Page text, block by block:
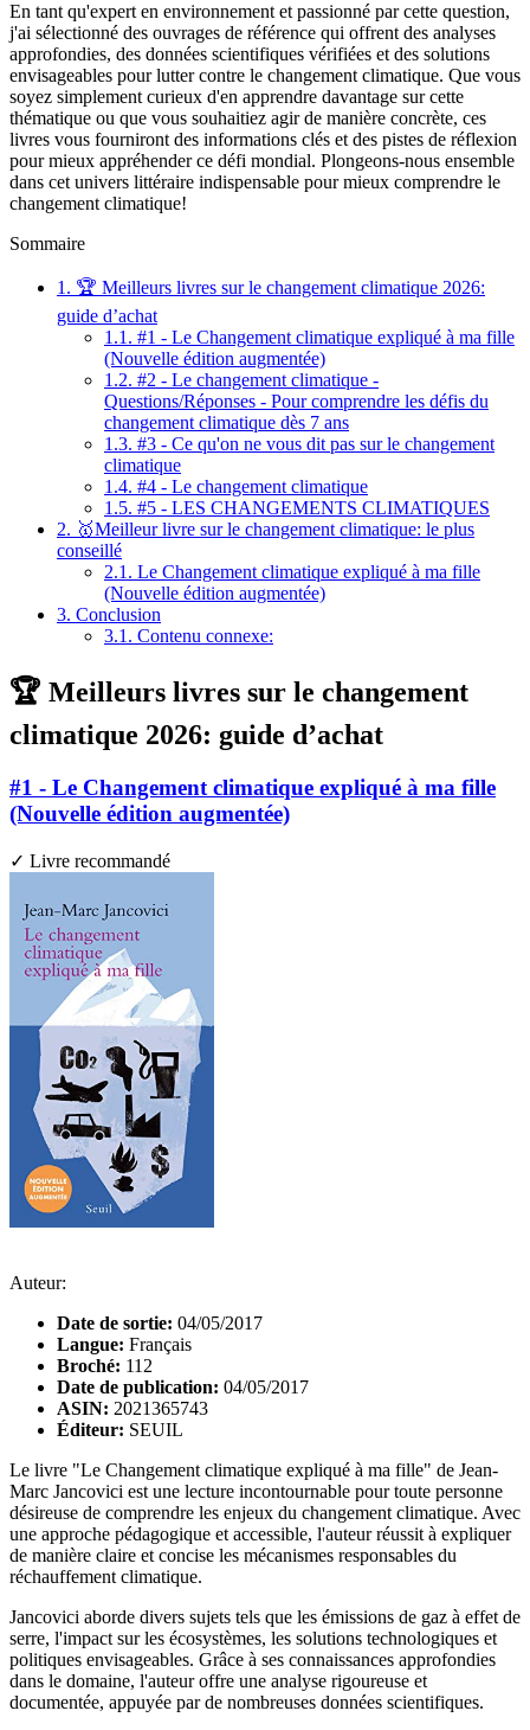
En tant qu'expert en environnement et passionné par cette question,
j'ai sélectionné des ouvrages de référence qui offrent des analyses
approfondies, des données scientifiques vérifiées et des solutions
envisageables pour lutter contre le changement climatique. Que vous
soyez simplement curieux d'en apprendre davantage sur cette
thématique ou que vous souhaitiez agir de manière concrète, ces
livres vous fourniront des informations clés et des pistes de réflexion
pour mieux appréhender ce défi mondial. Plongeons-nous ensemble
dans cet univers littéraire indispensable pour mieux comprendre le
changement climatique!
Sommaire
1. 🏆 Meilleurs livres sur le changement climatique 2026:
guide d’achat
1.1. #1 - Le Changement climatique expliqué à ma fille
(Nouvelle édition augmentée)
1.2. #2 - Le changement climatique -
Questions/Réponses - Pour comprendre les défis du
changement climatique dès 7 ans
1.3. #3 - Ce qu'on ne vous dit pas sur le changement
climatique
1.4. #4 - Le changement climatique
1.5. #5 - LES CHANGEMENTS CLIMATIQUES
2. 🥇Meilleur livre sur le changement climatique: le plus
conseillé
2.1. Le Changement climatique expliqué à ma fille
(Nouvelle édition augmentée)
3. Conclusion
3.1. Contenu connexe:
🏆 Meilleurs livres sur le changement
climatique 2026: guide d’achat
#1 - Le Changement climatique expliqué à ma fille
(Nouvelle édition augmentée)
✓ Livre recommandé
Auteur:
Date de sortie: 04/05/2017
Langue: Français
Broché: 112
Date de publication: 04/05/2017
ASIN: 2021365743
Éditeur: SEUIL
Le livre "Le Changement climatique expliqué à ma fille" de Jean-
Marc Jancovici est une lecture incontournable pour toute personne
désireuse de comprendre les enjeux du changement climatique. Avec
une approche pédagogique et accessible, l'auteur réussit à expliquer
de manière claire et concise les mécanismes responsables du
réchauffement climatique.
Jancovici aborde divers sujets tels que les émissions de gaz à effet de
serre, l'impact sur les écosystèmes, les solutions technologiques et
politiques envisageables. Grâce à ses connaissances approfondies
dans le domaine, l'auteur offre une analyse rigoureuse et
documentée, appuyée par de nombreuses données scientifiques.